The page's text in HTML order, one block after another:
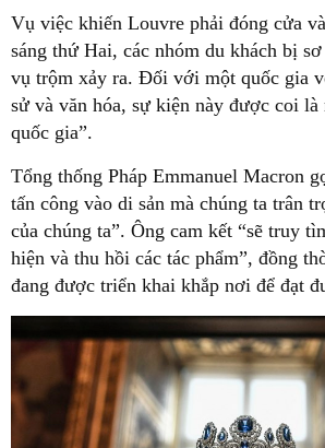
Vụ việc khiến Louvre phải đóng cửa
sáng thứ Hai, các nhóm du khách bị
vụ trộm xảy ra. Đối với một quốc gia
sử và văn hóa, sự kiện này được coi là
quốc gia”.
Tổng thống Pháp Emmanuel Macron
tấn công vào di sản mà chúng ta trân
của chúng ta”. Ông cam kết “sẽ truy
hiện và thu hồi các tác phẩm”, đồng
đang được triển khai khắp nơi để đạt